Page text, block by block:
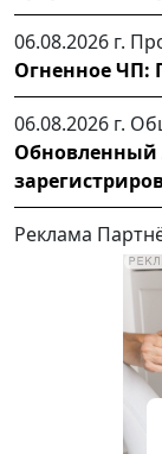
06.08.2026 г.
Огненное ЧП:
06.08.2026 г.
Обновленный
Реклама